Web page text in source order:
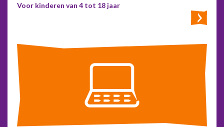
Voor kinderen van 4 tot 18 jaar